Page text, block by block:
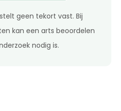
geen tekort vast. Bij
kan een arts beoordelen
nodig is.